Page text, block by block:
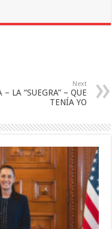
Next
– LA “SUEGRA” – QUE
TENÍA YO